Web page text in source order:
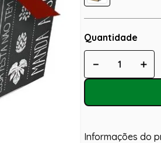
Quantidade
＋
－
Informações do